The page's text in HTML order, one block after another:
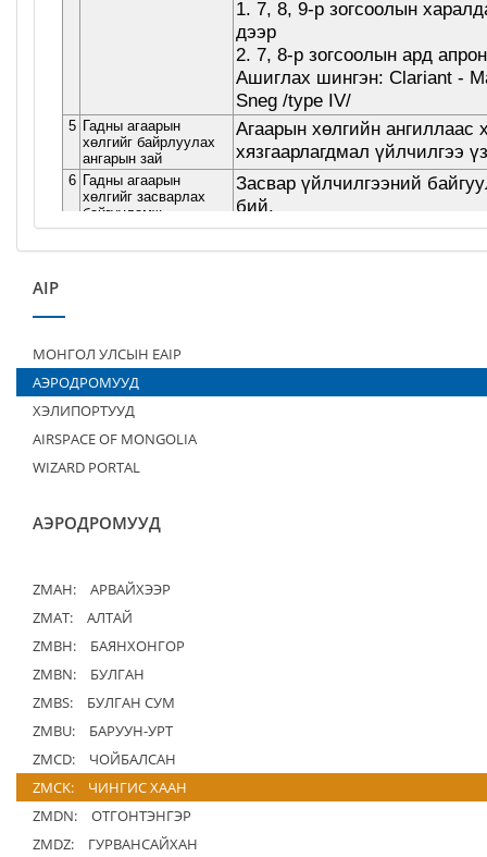
AIP
МОНГОЛ УЛСЫН EAIP
АЭРОДРОМУУД
ХЭЛИПОРТУУД
AIRSPACE OF MONGOLIA
WIZARD PORTAL
АЭРОДРОМУУД
ZMAH:
АРВАЙХЭЭР
ZMAT:
АЛТАЙ
ZMBH:
БАЯНХОНГОР
ZMBN:
БУЛГАН
ZMBS:
БУЛГАН СУМ
ZMBU:
БАРУУН-УРТ
ZMCD:
ЧОЙБАЛСАН
ZMCK:
ЧИНГИС ХААН
ZMDN:
ОТГОНТЭНГЭР
ZMDZ:
ГУРВАНСАЙХАН